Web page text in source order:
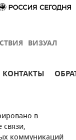
ВИЗУАЛ
КОНТАКТЫ
в